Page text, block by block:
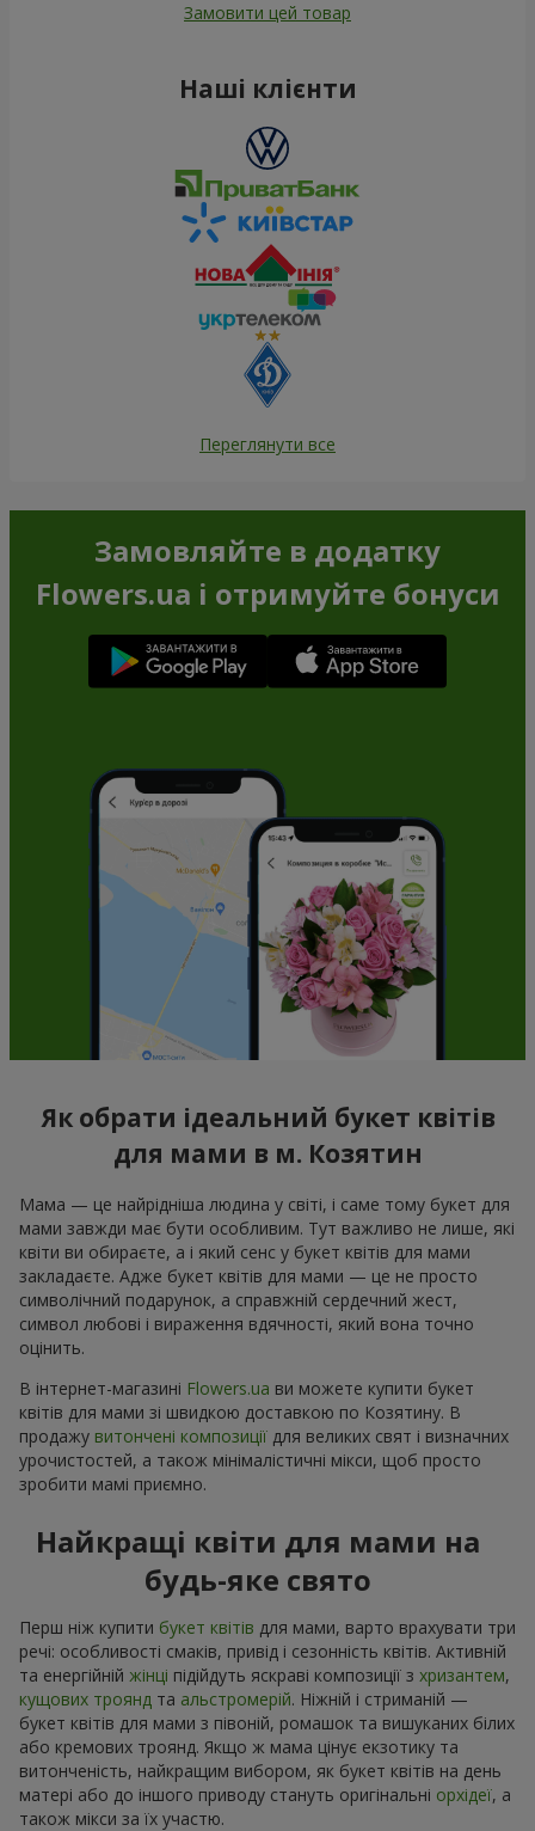
Замовити цей товар
Наші клієнти
Переглянути все
Замовляйте в додатку
Flowers.ua і отримуйте бонуси
Як обрати ідеальний букет квітів
для мами в м. Козятин
Мама — це найрідніша людина у світі, і саме тому букет для
мами завжди має бути особливим. Тут важливо не лише, які
квіти ви обираєте, а і який сенс у букет квітів для мами
закладаєте. Адже букет квітів для мами — це не просто
символічний подарунок, а справжній сердечний жест,
символ любові і вираження вдячності, який вона точно
оцінить.
В інтернет-магазині Flowers.ua ви можете купити букет
квітів для мами зі швидкою доставкою по Козятину. В
продажу витончені композиції для великих свят і визначних
урочистостей, а також мінімалістичні мікси, щоб просто
зробити мамі приємно.
Найкращі квіти для мами на
будь-яке свято
Перш ніж купити букет квітів для мами, варто врахувати три
речі: особливості смаків, привід і сезонність квітів. Активній
та енергійній жінці підійдуть яскраві композиції з хризантем,
кущових троянд та альстромерій. Ніжній і стриманій —
букет квітів для мами з півоній, ромашок та вишуканих білих
або кремових троянд. Якщо ж мама цінує екзотику та
витонченість, найкращим вибором, як букет квітів на день
матері або до іншого приводу стануть оригінальні орхідеї, а
також мікси за їх участю.